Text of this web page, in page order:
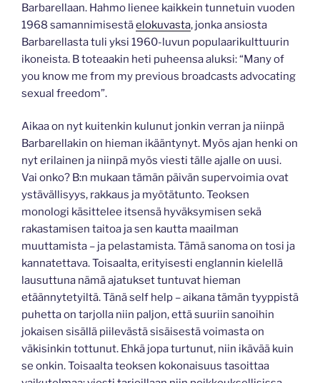
Barbarellaan. Hahmo lienee kaikkein tunnetuin vuoden
1968 samannimisestäelokuvasta, jonka ansiosta
Barbarellasta tuli yksi 1960-luvun populaarikulttuurin
ikoneista. B toteaakin heti puheensa aluksi: “Many of
you know me from my previous broadcasts advocating
sexual freedom”.
Aikaa on nyt kuitenkin kulunut jonkin verran ja niinpä
Barbarellakin on hieman ikääntynyt. Myös ajan henki on
nyt erilainen ja niinpä myös viesti tälle ajalle on uusi.
Vai onko? B:n mukaan tämän päivän supervoimia ovat
ystävällisyys, rakkaus ja myötätunto. Teoksen
monologi käsittelee itsensä hyväksymisen sekä
rakastamisen taitoa ja sen kautta maailman
muuttamista – ja pelastamista. Tämä sanoma on tosi ja
kannatettava. Toisaalta, erityisesti englannin kielellä
lausuttuna nämä ajatukset tuntuvat hieman
etäännytetyiltä. Tänä self help – aikana tämän tyyppistä
puhetta on tarjolla niin paljon, että suuriin sanoihin
jokaisen sisällä piilevästä sisäisestä voimasta on
väkisinkin tottunut. Ehkä jopa turtunut, niin ikävää kuin
se onkin. Toisaalta teoksen kokonaisuus tasoittaa